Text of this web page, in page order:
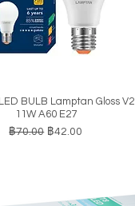
ดูข้อมูลด่วน
BULB Lamptan Gloss V2
11W A60 E27
ราคาปกติ
฿70.00 ราคาขายลด
฿42.00